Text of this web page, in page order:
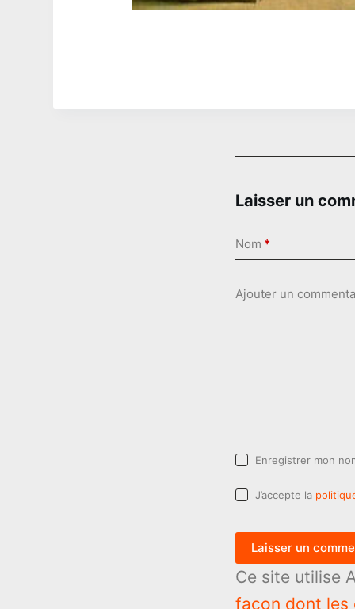
Laisser un
Nom *
Ajouter un
Enregistrer mon
J’accepte la
Laisser un
Ce site utilise
façon dont les